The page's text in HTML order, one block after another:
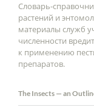
Словарь-
растений и
материалы служб
численности
к применению
препаратов.
The Insects — an